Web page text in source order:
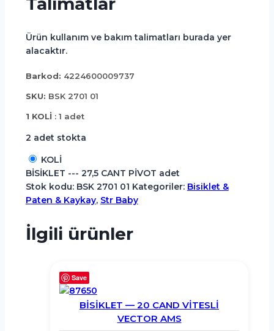
Ürün kullanım ve bakım talimatları burada yer
alacaktır.
Barkod: 4224600009737
SKU: BSK 2701 01
1 KOLİ : 1 adet
2 adet stokta
KOLİ
BİSİKLET --- 27,5 CANT PİVOT adet
Stok kodu: BSK 2701 01 Kategoriler: Bisiklet &
Paten & Kaykay, Str Baby
İlgili ürünler
Save
BİSİKLET — 20 CAND VİTESLİ
VECTOR AMS